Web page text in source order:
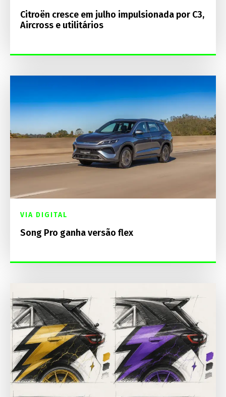
Citroën cresce em julho impulsionada por C3,
Aircross e utilitários
VIA DIGITAL
Song Pro ganha versão flex